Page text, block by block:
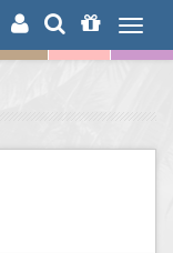
ERLEBNISSUCHE